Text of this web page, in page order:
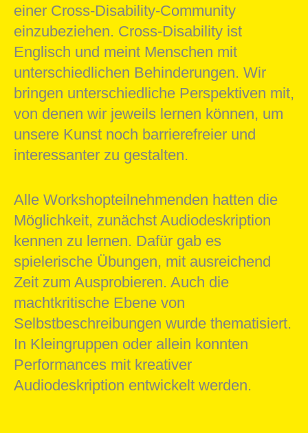
einer Cross-Disability-Community
einzubeziehen. Cross-Disability ist
Englisch und meint Menschen mit
unterschiedlichen Behinderungen. Wir
bringen unterschiedliche Perspektiven mit,
von denen wir jeweils lernen können, um
unsere Kunst noch barrierefreier und
interessanter zu gestalten.
Alle Workshopteilnehmenden hatten die
Möglichkeit, zunächst Audiodeskription
kennen zu lernen. Dafür gab es
spielerische Übungen, mit ausreichend
Zeit zum Ausprobieren. Auch die
machtkritische Ebene von
Selbstbeschreibungen wurde thematisiert.
In Kleingruppen oder allein konnten
Performances mit kreativer
Audiodeskription entwickelt werden.